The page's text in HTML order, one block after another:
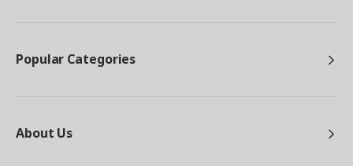
Popular Categories
About Us